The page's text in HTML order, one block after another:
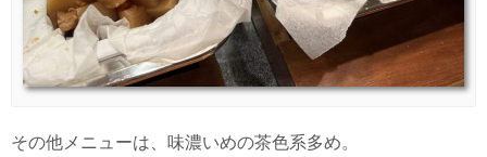
その他メニューは、味濃いめの茶色系多め。